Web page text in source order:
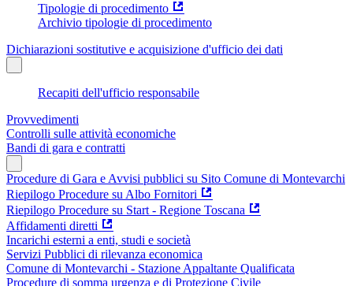
Tipologie di procedimento
Archivio tipologie di procedimento
Dichiarazioni sostitutive e acquisizione d'ufficio dei dati
Recapiti dell'ufficio responsabile
Provvedimenti
Controlli sulle attività economiche
Bandi di gara e contratti
Procedure di Gara e Avvisi pubblici su Sito Comune di Montevarchi
Riepilogo Procedure su Albo Fornitori
Riepilogo Procedure su Start - Regione Toscana
Affidamenti diretti
Incarichi esterni a enti, studi e società
Servizi Pubblici di rilevanza economica
Comune di Montevarchi - Stazione Appaltante Qualificata
Procedure di somma urgenza e di Protezione Civile